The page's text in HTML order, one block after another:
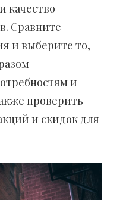
качество
Сравните
и выберите то,
и
проверить
и скидок для